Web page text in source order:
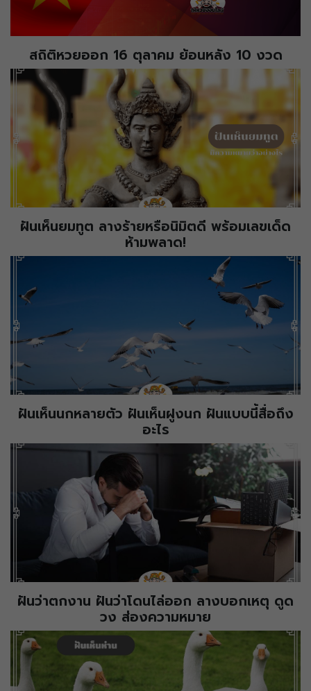
สถิติหวยออก 16 ตุลาคม ย้อนหลัง 10 งวด
ฝันเห็นยมทูต ลางร้ายหรือนิมิตดี พร้อมเลขเด็ด
ห้ามพลาด!
ฝันเห็นนกหลายตัว ฝันเห็นฝูงนก ฝันแบบนี้สื่อถึง
อะไร
ฝันว่าตกงาน ฝันว่าโดนไล่ออก ลางบอกเหตุ ดูด
วง ส่องความหมาย